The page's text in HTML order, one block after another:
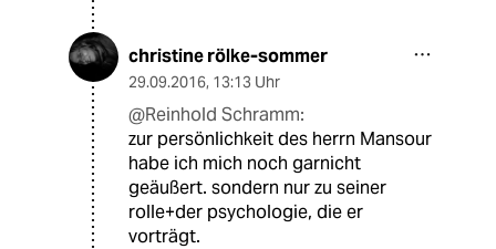
christine rölke-sommer
29.09.2016, 13:13 Uhr
@Reinhold Schramm:
zur persönlichkeit des herrn Mansour
habe ich mich noch garnicht
geäußert. sondern nur zu seiner
rolle+der psychologie, die er
vorträgt.